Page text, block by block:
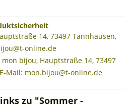
14, 73497 Tannhausen,
online.de
bijou, Hauptstraße 14, 73497
Mail: mon.bijou@t-online.de
zu "Sommer -